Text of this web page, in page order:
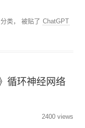
分类， 被贴了 ChatGPT
循环神经网络
2400 views